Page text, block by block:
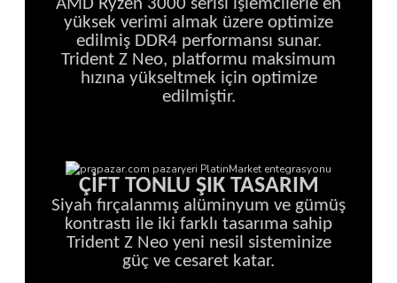
AMD Ryzen 3000 serisi işlemcilerle en
yüksek verimi almak üzere optimize
edilmiş DDR4 performansı sunar.
Trident Z Neo, platformu maksimum
hızına yükseltmek için optimize
edilmiştir.
ÇİFT TONLU ŞIK TASARIM
Siyah fırçalanmış alüminyum ve gümüş
kontrastı ile iki farklı tasarıma sahip
Trident Z Neo yeni nesil sisteminize
güç ve cesaret katar.